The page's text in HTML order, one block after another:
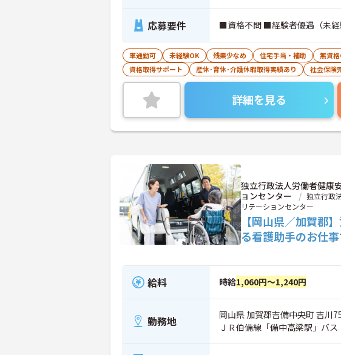
応募要件 ■資格不問 ■経験者優遇（未経
車通勤可 未経験OK 残業少なめ 住宅手当・補助 無資
資格取得サポート
産休･育休･介護休暇取得実績あり 社会保険
詳細を見る
独立行政法人労働者健康
ョンセンター
独立行政
リテーションセンター
【岡山県／加賀郡
る看護助手のお仕
給料 時給1,060円～1,240円
勤務地
岡山県 加賀郡吉備中央町 吉川
ＪＲ伯備線「備中高梁駅」バ